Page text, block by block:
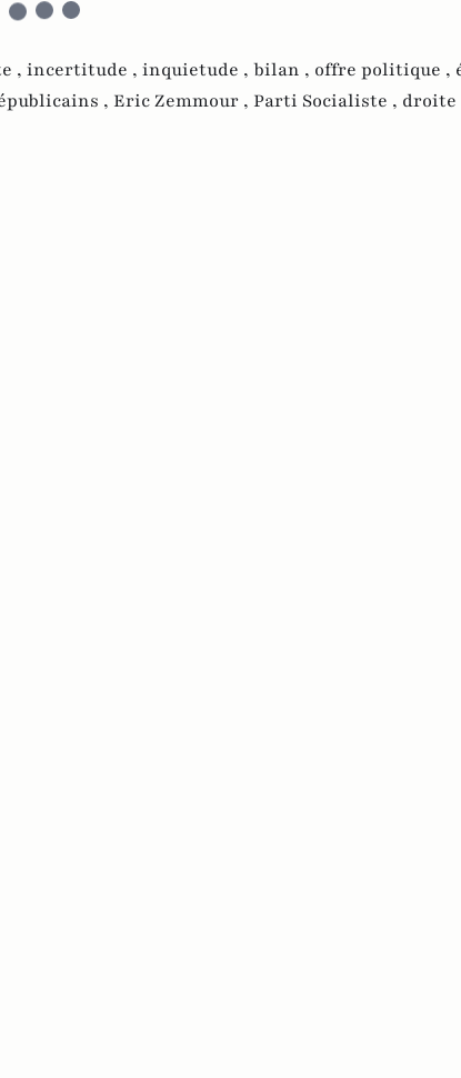
, incertitude , inquietude , bilan , offre politique ,
, Eric Zemmour , Parti Socialiste , droite